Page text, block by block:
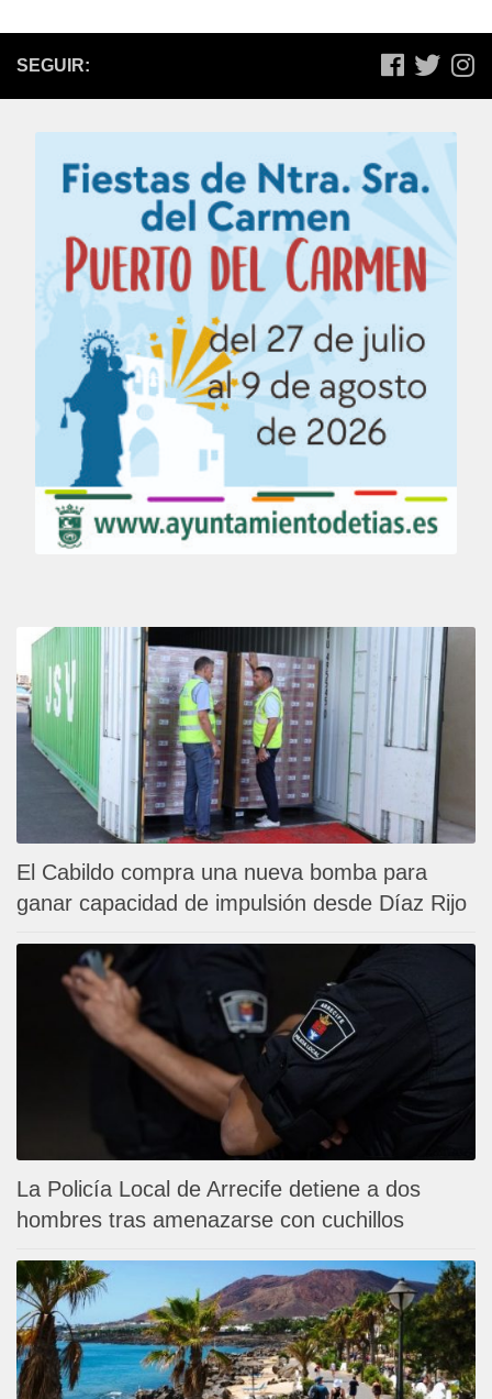
SEGUIR:
El Cabildo compra una nueva bomba para
ganar capacidad de impulsión desde Díaz Rijo
La Policía Local de Arrecife detiene a dos
hombres tras amenazarse con cuchillos